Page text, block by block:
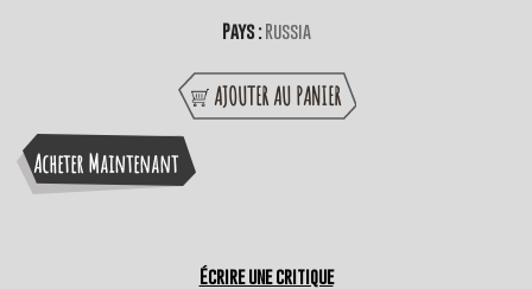
Pays :Russia
AJOUTER AU PANIER
Acheter Maintenant
Écrire une critique